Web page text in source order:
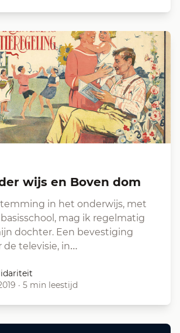
wijs en Boven dom
in het onderwijs, met
mag ik regelmatig
dochter. Een bevestiging
de televisie, in…
· 5 min leestijd